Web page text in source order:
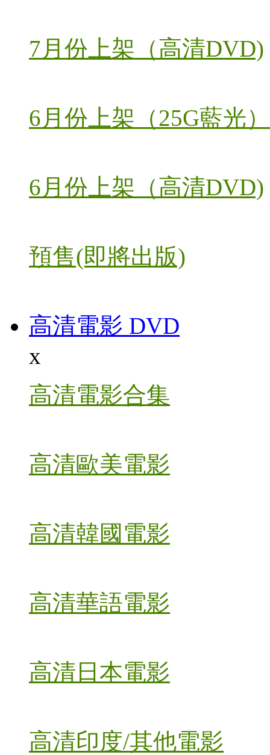
7月份上架（高清DVD)
6月份上架（25G藍光）
6月份上架（高清DVD)
預售(即將出版)
高清電影 DVD
x
高清電影合集
高清歐美電影
高清韓國電影
高清華語電影
高清日本電影
高清印度/其他電影